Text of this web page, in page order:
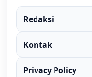
Redaksi
Kontak
Privacy Policy